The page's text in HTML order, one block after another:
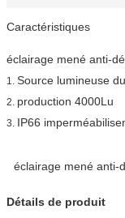
Caractéristiques
éclairage mené anti-
1. Source lumineuse
2. production 4000Lu
3. IP66
éclairage mené anti-
Détails de produit